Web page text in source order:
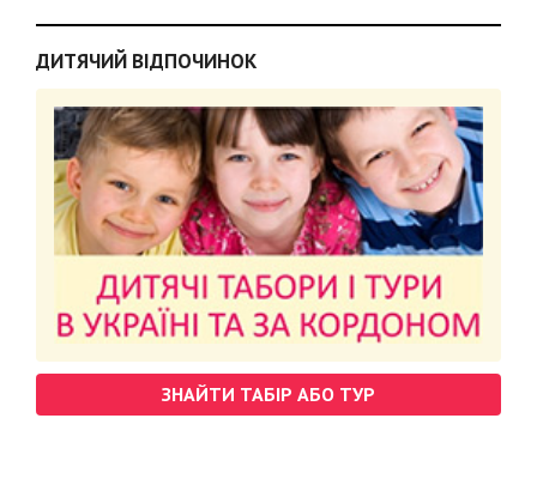
ДИТЯЧИЙ ВІДПОЧИНОК
ЗНАЙТИ ТАБІР АБО ТУР